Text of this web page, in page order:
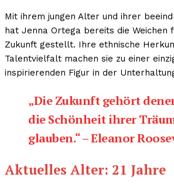
Mit ihrem jungen Alter und ihrer
hat Jenna Ortega bereits die Weichen
Zukunft gestellt. Ihre ethnische
Talentvielfalt machen sie zu einer
inspirierenden Figur in der
„Die Zukunft gehört
die Schönheit ihrer
glauben.“ – Eleanor
Aktuelles Alter: 21 Jahre